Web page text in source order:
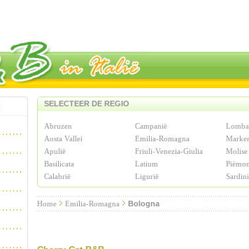
SELECTEER DE REGIO
Abruzen Campanië
Aosta Vallei
Emilia-Romagna
Apulië
Friuli-Venezia-Giulia Molise
Basilicata
Latium
Calabrië
Ligurië
Home Emilia-Romagna Bologna